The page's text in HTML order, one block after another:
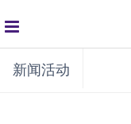
global
navigation
新闻活动